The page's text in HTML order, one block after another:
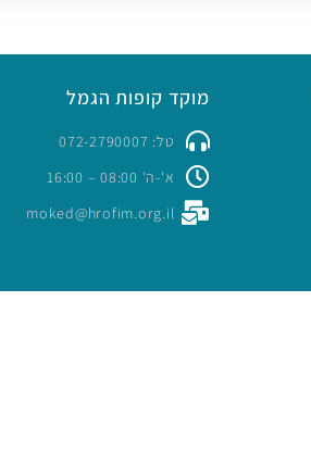
מוקד קופות הגמל
טל: 072-2790007
א'-ה' 08:00 – 16:00
moked@hrofim.org.il